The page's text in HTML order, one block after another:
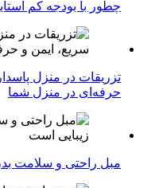
چطور با بودجه کم
تزریقات در منزل
حرفه‌ای در منزل شما
مبل راحتی و سلامت